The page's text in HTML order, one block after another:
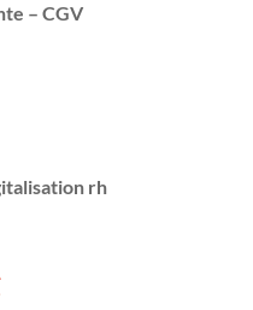
– CGV
rh